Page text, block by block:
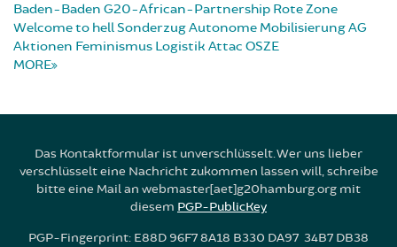
Baden-Baden G20-African-Partnership Rote Zone
Welcome to hellSonderzugAutonome MobilisierungAG
Aktionen Feminismus Logistik Attac OSZE
MORE
Das Kontaktformular ist unverschlüsselt. Wer uns lieber
verschlüsselt eine Nachricht zukommen lassen will, schreibe
bitte eine Mail an webmaster[aet]g20hamburg.org mit
diesem PGP-PublicKey
PGP-Fingerprint: E88D 96F7 8A18 B330 DA97 34B7 DB38